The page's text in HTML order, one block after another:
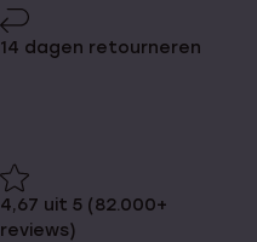
14 dagen retourneren
4,67 uit 5 (82.000+
reviews)